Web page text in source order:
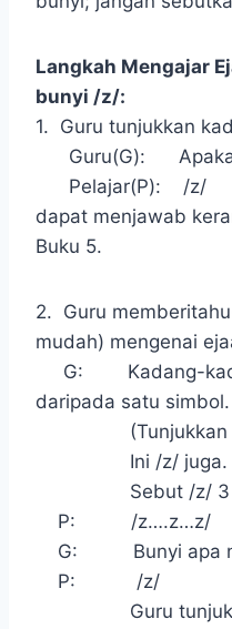
Langkah Mengajar
bunyi /z/:
1. Guru tunjukkan
Guru(G):
dapat menjawab
Buku 5.
2. Guru
mudah) mengenai
G: Kadang-
daripada satu simbol.
(Tunjukkan
Ini /z/ juga.
Sebut /z/ 3
P: /z….z…z/
G: Bunyi apa
P: /z/
Guru tunjukkan